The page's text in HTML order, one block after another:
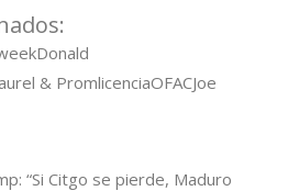
Donald
& PromlicenciaOFACJoe
“Si Citgo se pierde, Maduro